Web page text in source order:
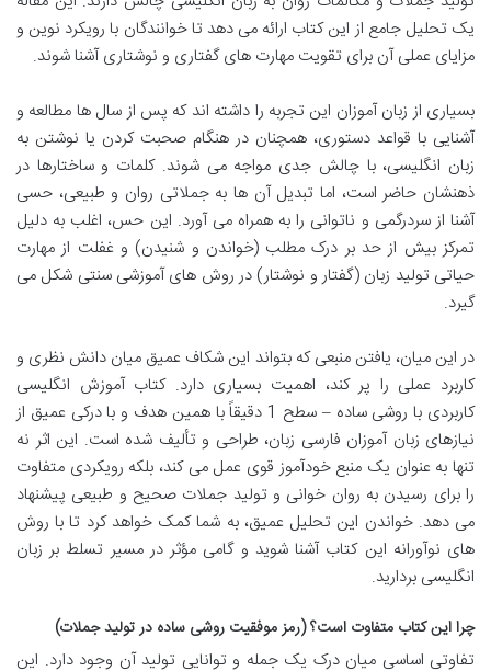
یک تحلیل جامع از این کتاب ارائه می دهد تا خوانندگان با رویکرد نوین و
مزایای عملی آن برای تقویت مهارت های گفتاری و نوشتاری آشنا شوند.
بسیاری از زبان آموزان این تجربه را داشته اند که پس از سال ها مطالعه و
آشنایی با قواعد دستوری، همچنان در هنگام صحبت کردن یا نوشتن به
زبان انگلیسی، با چالش جدی مواجه می شوند. کلمات و ساختارها در
ذهنشان حاضر است، اما تبدیل آن ها به جملاتی روان و طبیعی، حسی
آشنا از سردرگمی و ناتوانی را به همراه می آورد. این حس، اغلب به دلیل
تمرکز بیش از حد بر درک مطلب (خواندن و شنیدن) و غفلت از مهارت
حیاتی تولید زبان (گفتار و نوشتار) در روش های آموزشی سنتی شکل می
گیرد.
در این میان، یافتن منبعی که بتواند این شکاف عمیق میان دانش نظری و
کاربرد عملی را پر کند، اهمیت بسیاری دارد. کتاب آموزش انگلیسی
کاربردی با روشی ساده – سطح 1 دقیقاً با همین هدف و با درکی عمیق از
نیازهای زبان آموزان فارسی زبان، طراحی و تألیف شده است. این اثر نه
تنها به عنوان یک منبع خودآموز قوی عمل می کند، بلکه رویکردی متفاوت
را برای رسیدن به روان خوانی و تولید جملات صحیح و طبیعی پیشنهاد
می دهد. خواندن این تحلیل عمیق، به شما کمک خواهد کرد تا با روش
های نوآورانه این کتاب آشنا شوید و گامی مؤثر در مسیر تسلط بر زبان
انگلیسی بردارید.
چرا این کتاب متفاوت است؟ (رمز موفقیت روشی ساده در تولید جملات)
تفاوتی اساسی میان درک یک جمله و توانایی تولید آن وجود دارد. این